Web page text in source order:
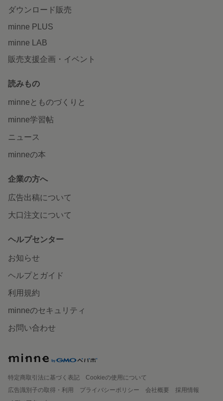
ダウンロード販売
minne PLUS
minne LAB
販売支援企画・イベント
読みもの
minneとものづくりと
minne学習帖
ニュース
minneの本
企業の方へ
広告出稿について
大口注文について
ヘルプセンター
お知らせ
ヘルプとガイド
利用規約
minneのセキュリティ
お問い合わせ
特定商取引法に基づく表記
Cookieの使用について
広告識別子の取得・利用
プライバシーポリシー 会社概要
採用情報